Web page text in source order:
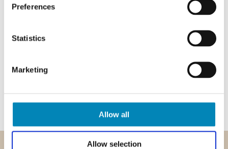
Preferences
Statistics
Marketing
Allow all
Allow selection